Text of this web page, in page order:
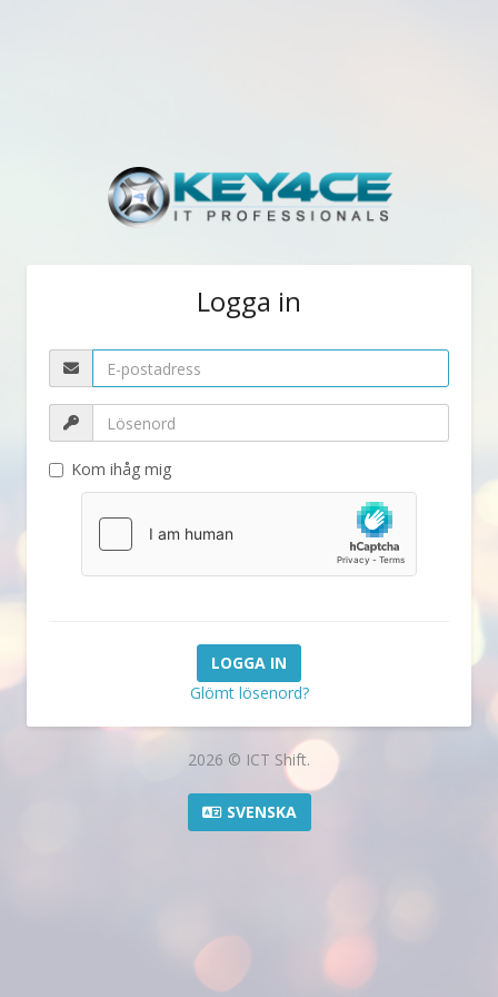
Logga in
Kom ihåg mig
Glömt lösenord?
2026 © ICT Shift.
SVENSKA